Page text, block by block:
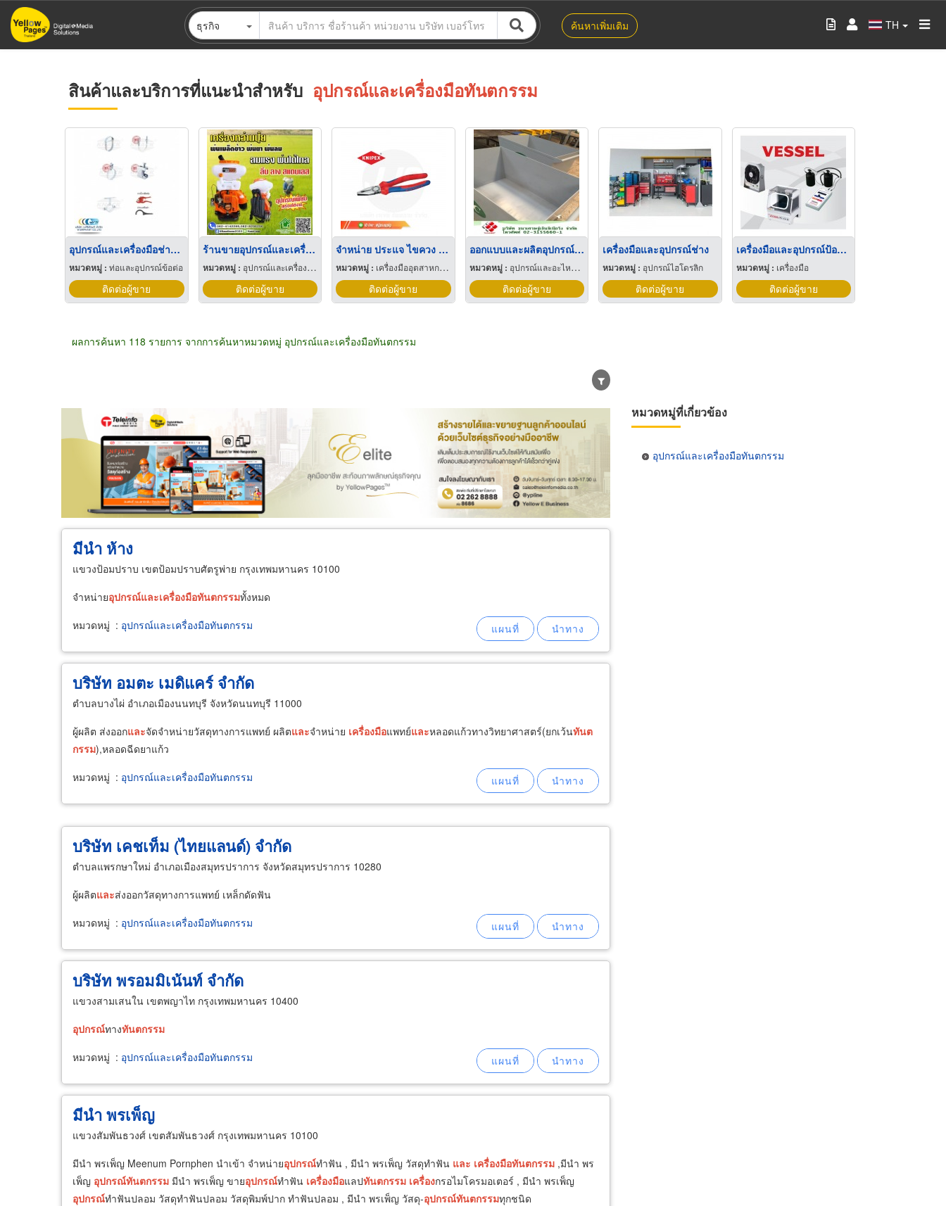
ข้าม
ไป
ธุรกิจ ค้นหาเพิ่มเติม TH
สินค้าและบริการที่แนะนำสำหรับ อุปกรณ์และเครื่องมือทันตกรรม
อุปกรณ์และเครื่องมือช่างท่อประปา
หมวดหมู่ : ท่อและอุปกรณ์ข้อต่อ
ติดต่อผู้ขาย
ร้านขายอุปกรณ์และเครื่องมือการเกษตร เพชรบุรี
หมวดหมู่ : อุปกรณ์และเครื่องมือเกษตรกรรม
ติดต่อผู้ขาย
จำหน่าย ประแจ ไขควง คีม ค้อน และอุปกรณ์เครื่องมือช่างครบวงจร
หมวดหมู่ : เครื่องมืออุตสาหกรรม
ติดต่อผู้ขาย
ออกแบบและผลิตอุปกรณ์เครื่องมือ ด้วยเหล็กและสแตนเลส
หมวดหมู่ : อุปกรณ์และอะไหล่เครื่องลำเลียงวัสดุ
ติดต่อผู้ขาย
เครื่องมือและอุปกรณ์ช่าง
หมวดหมู่ : อุปกรณ์ไฮโดรลิก
ติดต่อผู้ขาย
เครื่องมือและอุปกรณ์ป้องกันไฟฟ้าสถิต
หมวดหมู่ : เครื่องมือ
ติดต่อผู้ขาย
ผลการค้นหา 118 รายการ จากการค้นหาหมวดหมู่ อุปกรณ์และเครื่องมือทันตกรรม
ขายส่ง ขายปลีก ผู้ผลิต ตัวแทนจัดจำหน่าย ผู้ส่งออก/นำเข้า ธุรกิจบริการ
มีนำ ห้าง
แขวงป้อมปราบ เขตป้อมปราบศัตรูพ่าย กรุงเทพมหานคร 10100
จำหน่ายอุปกรณ์และเครื่องมือทันตกรรมทั้งหมด
หมวดหมู่ : อุปกรณ์และเครื่องมือทันตกรรม
บริษัท อมตะ เมดิแคร์ จำกัด
ตำบลบางไผ่ อำเภอเมืองนนทบุรี จังหวัดนนทบุรี 11000
ผู้ผลิต ส่งออกและจัดจำหน่ายวัสดุทางการแพทย์ ผลิตและจำหน่าย เครื่องมือแพทย์และหลอดแก้วทางวิทยาศาสตร์(ยกเว้นทันต
กรรม),หลอดฉีดยาแก้ว
หมวดหมู่ : อุปกรณ์และเครื่องมือทันตกรรม
บริษัท เคชเท็ม (ไทยแลนด์) จำกัด
ตำบลแพรกษาใหม่ อำเภอเมืองสมุทรปราการ จังหวัดสมุทรปราการ 10280
ผู้ผลิตและส่งออกวัสดุทางการแพทย์ เหล็กดัดฟัน
หมวดหมู่ : อุปกรณ์และเครื่องมือทันตกรรม
บริษัท พรอมมิเน้นท์ จำกัด
แขวงสามเสนใน เขตพญาไท กรุงเทพมหานคร 10400
อุปกรณ์ทางทันตกรรม
หมวดหมู่ : อุปกรณ์และเครื่องมือทันตกรรม
มีนำ พรเพ็ญ
แขวงสัมพันธวงศ์ เขตสัมพันธวงศ์ กรุงเทพมหานคร 10100
มีนำ พรเพ็ญ Meenum Pornphen นำเข้า จำหน่ายอุปกรณ์ทำฟัน , มีนำ พรเพ็ญ วัสดุทำฟัน และ เครื่องมือทันตกรรม ,มีนำ พร
เพ็ญ อุปกรณ์ทันตกรรม มีนำ พรเพ็ญ ขายอุปกรณ์ทำฟัน เครื่องมือแลปทันตกรรม เครื่องกรอไมโครมอเตอร์ , มีนำ พรเพ็ญ
อุปกรณ์ทำฟันปลอม วัสดุทำฟันปลอม วัสดุพิมพ์ปาก ทำฟันปลอม , มีนำ พรเพ็ญ วัสดุ-อุปกรณ์ทันตกรรมทุกชนิด
หมวดหมู่ที่เกี่ยวข้อง
อุปกรณ์และเครื่องมือทันตกรรม